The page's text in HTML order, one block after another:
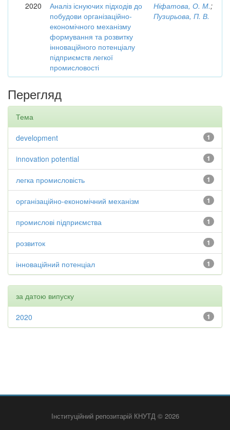
2020
Аналіз існуючих підходів до
побудови організаційно-
економічного механізму
формування та розвитку
інноваційного потенціалу
підприємств легкої
промисловості
Ніфатова, О. М.;
Пузирьова, П. В.
Перегляд
Тема
1
development
1
innovation potential
1
легка промисловість
1
організаційно-економічний механізм
1
промислові підприємства
1
розвиток
1
інноваційний потенціал
за датою випуску
1
2020
Інституційний репозитарій КНУТД © 2026